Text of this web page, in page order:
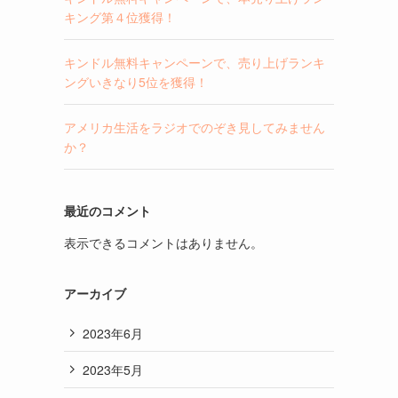
キング第４位獲得！
キンドル無料キャンペーンで、売り上げランキ
ングいきなり5位を獲得！
アメリカ生活をラジオでのぞき見してみません
か？
最近のコメント
表示できるコメントはありません。
アーカイブ
2023年6月
2023年5月